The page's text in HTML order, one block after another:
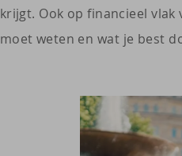
krijgt. Ook op financieel vlak
moet weten en wat je best